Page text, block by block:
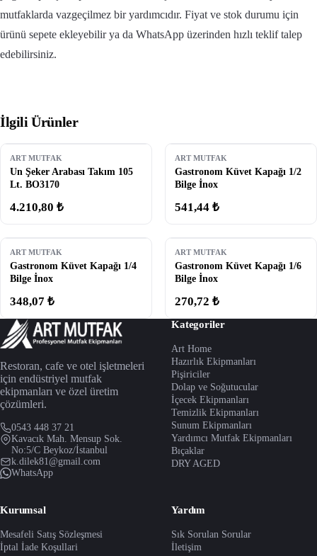
mutfaklarda vazgeçilmez bir yardımcıdır. Fiyat ve stok durumu için
ürünü sepete ekleyebilir ya da WhatsApp üzerinden hızlı teklif talep
edebilirsiniz.
İlgili Ürünler
ART MUTFAK
Un Şeker Arabası Takım 105
Lt. BO3170
4.210,80 ₺
ART MUTFAK
Gastronom Küvet Kapağı 1/2
Bilge İnox
541,44 ₺
ART MUTFAK
Gastronom Küvet Kapağı 1/4
Bilge İnox
348,07 ₺
ART MUTFAK
Gastronom Küvet Kapağı 1/6
Bilge İnox
270,72 ₺
Restoran, cafe ve otel işletmeleri
için endüstriyel mutfak
ekipmanları ve özel üretim
çözümleri.
0543 448 37 21
Kavacık Mah. Mensup Sok.
No:5/C Beykoz/İstanbul
k.dilek81@gmail.com
WhatsApp
Kategoriler
Art Home
Hazırlık Ekipmanları
Pişiriciler
Dolap ve Soğutucular
İçecek Ekipmanları
Temizlik Ekipmanları
Sunum Ekipmanları
Yardımcı Mutfak Ekipmanları
Bıçaklar
DRY AGED
Kurumsal
Mesafeli Satış Sözleşmesi
İptal İade Koşullari
Yardım
Sık Sorulan Sorular
İletişim